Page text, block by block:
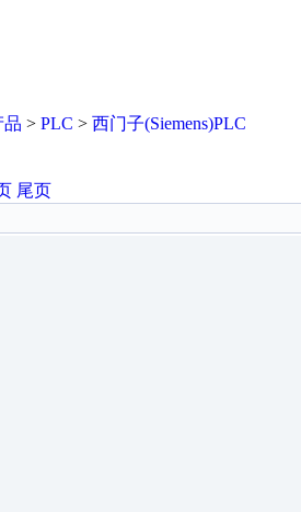
品 > PLC > 西门子(Siemens)PLC
尾页